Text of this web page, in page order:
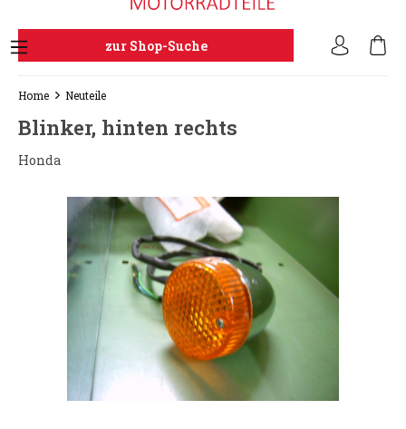
zur Shop-Suche
Home Neuteile
Blinker, hinten rechts
Honda